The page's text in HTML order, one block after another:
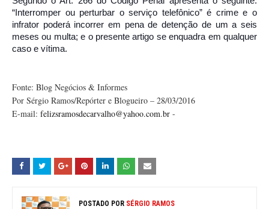
“Interromper ou perturbar o serviço telefônico” é crime e o
infrator poderá incorrer em pena de detenção de um a seis
meses ou multa; e o presente artigo se enquadra em qualquer
caso e vítima.
Fonte: Blog Negócios & Informes
Por Sérgio Ramos/Repórter e Blogueiro – 28/03/2016
E-mail: felizsramosdecarvalho@yahoo.com.br -
POSTADO POR SÉRGIO RAMOS